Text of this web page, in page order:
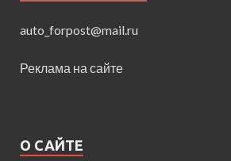
auto_forpost@mail.ru
Реклама на сайте
О САЙТЕ